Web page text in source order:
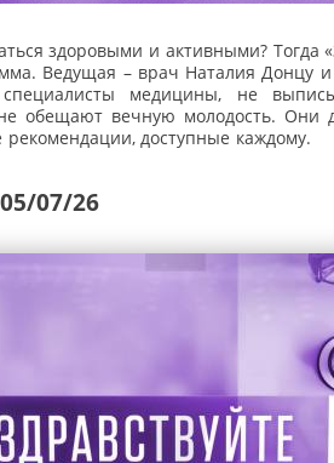
здоровыми и активными? Тогда
Ведущая – врач Наталия Донцу и
медицины, не
обещают вечную молодость. Они
доступные каждому.
07/26